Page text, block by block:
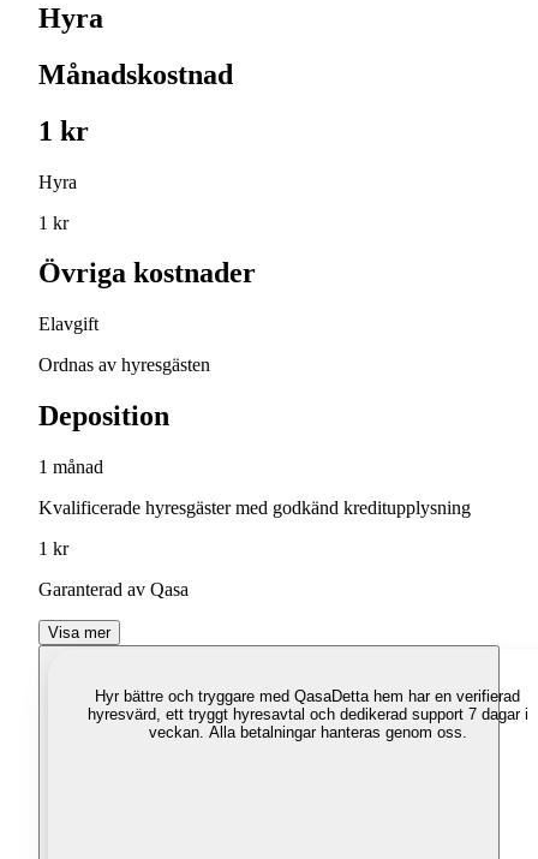
Hyra
Månadskostnad
1 kr
Hyra
1 kr
Övriga kostnader
Elavgift
Ordnas av hyresgästen
Deposition
1 månad
Kvalificerade hyresgäster med godkänd kreditupplysning
1 kr
Garanterad av Qasa
Visa mer
Hyr bättre och tryggare med QasaDetta hem har en verifierad
hyresvärd, ett tryggt hyresavtal och dedikerad support 7 dagar i
veckan. Alla betalningar hanteras genom oss.